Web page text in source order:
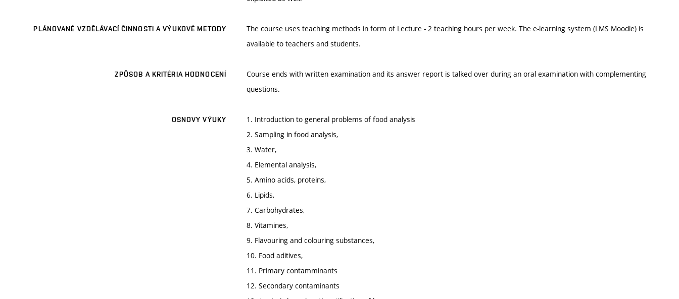
PLÁNOVANÉ VZDĚLÁVACÍ ČINNOSTI A VÝUKOVÉ METODY
The course uses teaching methods in form of Lecture - 2 teaching hours per week. The e-learning system (LMS Moodle) is
available to teachers and students.
ZPŮSOB A KRITÉRIA HODNOCENÍ
Course ends with written examination and its answer report is talked over during an oral examination with complementing
questions.
OSNOVY VÝUKY
1. Introduction to general problems of food analysis
2. Sampling in food analysis,
3. Water,
4. Elemental analysis,
5. Amino acids, proteins,
6. Lipids,
7. Carbohydrates,
8. Vitamines,
9. Flavouring and colouring substances,
10. Food aditives,
11. Primary contamminants
12. Secondary contaminants